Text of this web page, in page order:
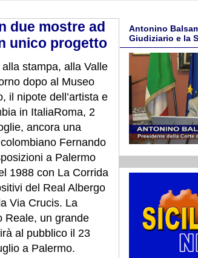
due mostre ad
unico progetto
stampa, alla Valle
dopo al Museo
il nipote dell’artista e
in ItaliaRoma, 2
ancora una
Fernando
a Palermo
1988 con La Corrida
del Real Albergo
Via Crucis. La
Reale, un grande
al pubblico il 23
a Palermo.
Antonino
Giudiziario e la